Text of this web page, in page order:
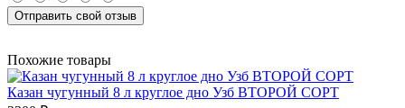
Отправить свой отзыв
Похожие товары
Казан чугунный 8 л круглое дно Узб ВТОРОЙ СОРТ